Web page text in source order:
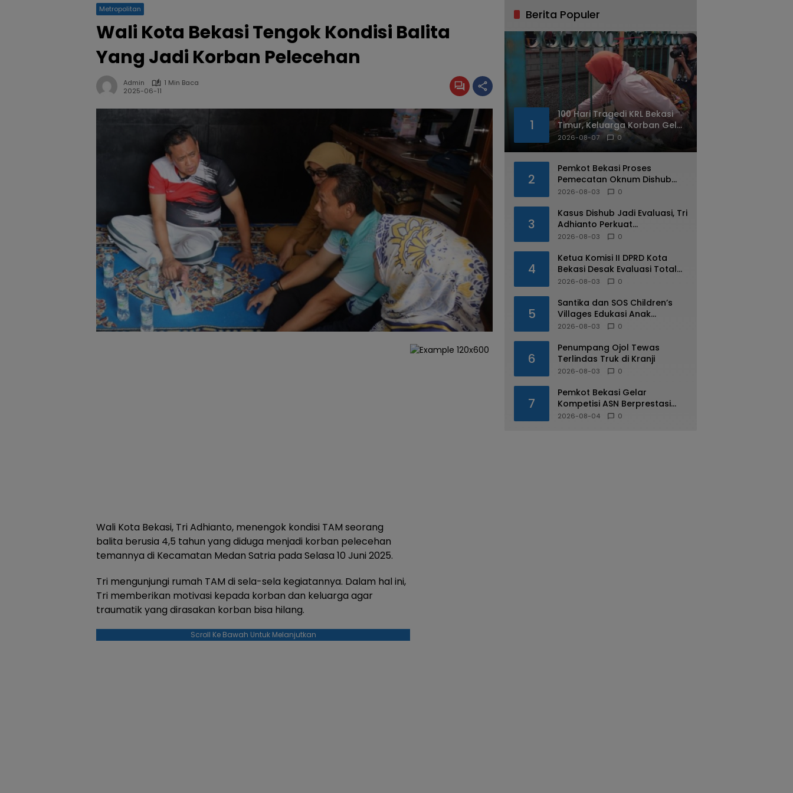
Metropolitan
Wali Kota Bekasi Tengok Kondisi Balita
Yang Jadi Korban Pelecehan
Admin
1 Min Baca
2025-06-11
Wali Kota Bekasi, Tri Adhianto, menengok kondisi TAM seorang
balita berusia 4,5 tahun yang diduga menjadi korban pelecehan
temannya di Kecamatan Medan Satria pada Selasa 10 Juni 2025.
Tri mengunjungi rumah TAM di sela-sela kegiatannya. Dalam hal ini,
Tri memberikan motivasi kepada korban dan keluarga agar
traumatik yang dirasakan korban bisa hilang.
Scroll Ke Bawah Untuk Melanjutkan
Berita Populer
1
100 Hari Tragedi KRL Bekasi
Timur, Keluarga Korban Gelar
Doa Bersama dan Tabur
2026-08-07 0
2
Pemkot Bekasi Proses
Pemecatan Oknum Dishub
Yang Diduga Lakukan Pungli
2026-08-03 0
3
Kasus Dishub Jadi Evaluasi, Tri
Adhianto Perkuat
Pengawasan Aparatur
2026-08-03 0
4
Ketua Komisi II DPRD Kota
Bekasi Desak Evaluasi Total
Usai Dugaan Pungli Oknum
2026-08-03 0
5
Santika dan SOS Children’s
Villages Edukasi Anak
Mengenal Industri Perhotelan
2026-08-03 0
6
Penumpang Ojol Tewas
Terlindas Truk di Kranji
2026-08-03 0
7
Pemkot Bekasi Gelar
Kompetisi ASN Berprestasi
pada HUT RI ke-81
2026-08-04 0